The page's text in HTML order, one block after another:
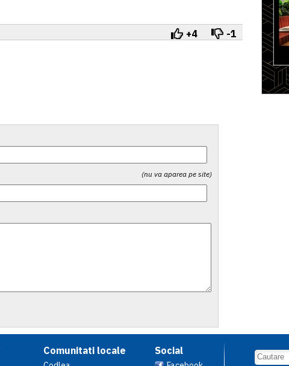
+4 -1
(nu va aparea pe site)
Comunitati locale Social